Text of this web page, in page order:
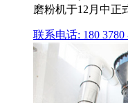
磨粉机于12月中正
联系电话: 180 3780